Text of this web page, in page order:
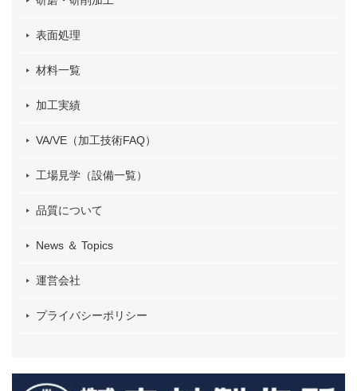
表面処理
材料一覧
加工実績
VA/VE（加工技術FAQ）
工場見学（設備一覧）
品質について
News ＆ Topics
運営会社
プライバシーポリシー